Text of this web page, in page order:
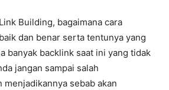
Building, bagaimana cara
dan benar serta tentunya yang
banyak backlink saat ini yang tidak
jangan sampai salah
menjadikannya sebab akan